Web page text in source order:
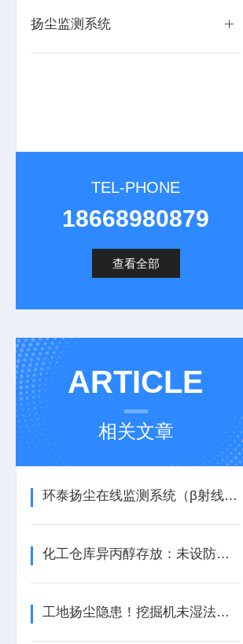
扬尘监测系统
TEL-PHONE
18668980879
查看全部
ARTICLE
相关文章
环泰扬尘在线监测系统（β射线）如何‘透视’扬尘？
化工仓库异丙醇存放：未设防爆型有毒可燃气体报警器，重大隐患！
工地扬尘隐患！挖掘机未湿法作业，喷淋雾炮未开启！